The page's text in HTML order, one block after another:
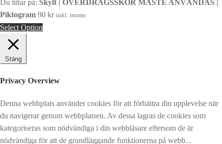
Du tittar på: Skylt | ÖVERDRAGSSKOR MÅSTE ANVÄNDAS |
Piktogram 90 kr inkl. moms
Select Option
Stäng
Privacy Overview
Denna webbplats använder cookies för att förbättra din upplevelse när
du navigerar genom webbplatsen. Av dessa lagras de cookies som
kategoriseras som nödvändiga i din webbläsare eftersom de är
nödvändiga för att de grundläggande funktionerna på webb...